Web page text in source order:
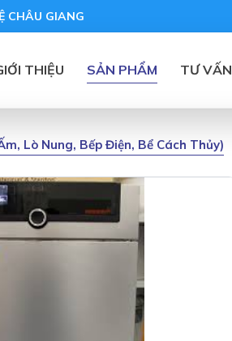
CHÂU GIANG
THIỆU SẢN PHẨM TƯ VẤN
Lò Nung, Bếp Điện, Bể Cách Thủy)